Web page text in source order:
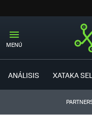
MENÚ
ANÁLISIS XATAKA